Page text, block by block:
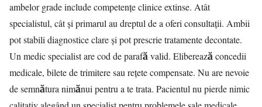
ambelor grade include competențe clinice extinse. Atât
specialistul, cât și primarul au dreptul de a oferi consultații. Ambii
pot stabili diagnostice clare și pot prescrie tratamente decontate.
Un medic specialist are cod de parafă valid. Eliberează concedii
medicale, bilete de trimitere sau rețete compensate. Nu are nevoie
de semnătura nimănui pentru a te trata. Pacientul nu pierde nimic